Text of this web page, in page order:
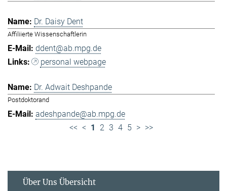
Dr. Daisy Dent
Affiliierte Wissenschaftlerin
ddent@ab.mpg.de
personal webpage
Dr. Adwait Deshpande
Postdoktorand
adeshpande@ab.mpg.de
<< < 1 2 3 4 5 > >>
Über Uns Übersicht